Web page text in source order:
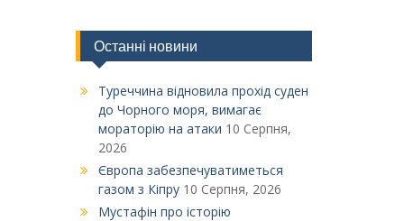
Останні новини
Туреччина відновила прохід суден
до Чорного моря, вимагає
мораторію на атаки 10 Серпня,
2026
Європа забезпечуватиметься
газом з Кіпру 10 Серпня, 2026
Мустафін про історію